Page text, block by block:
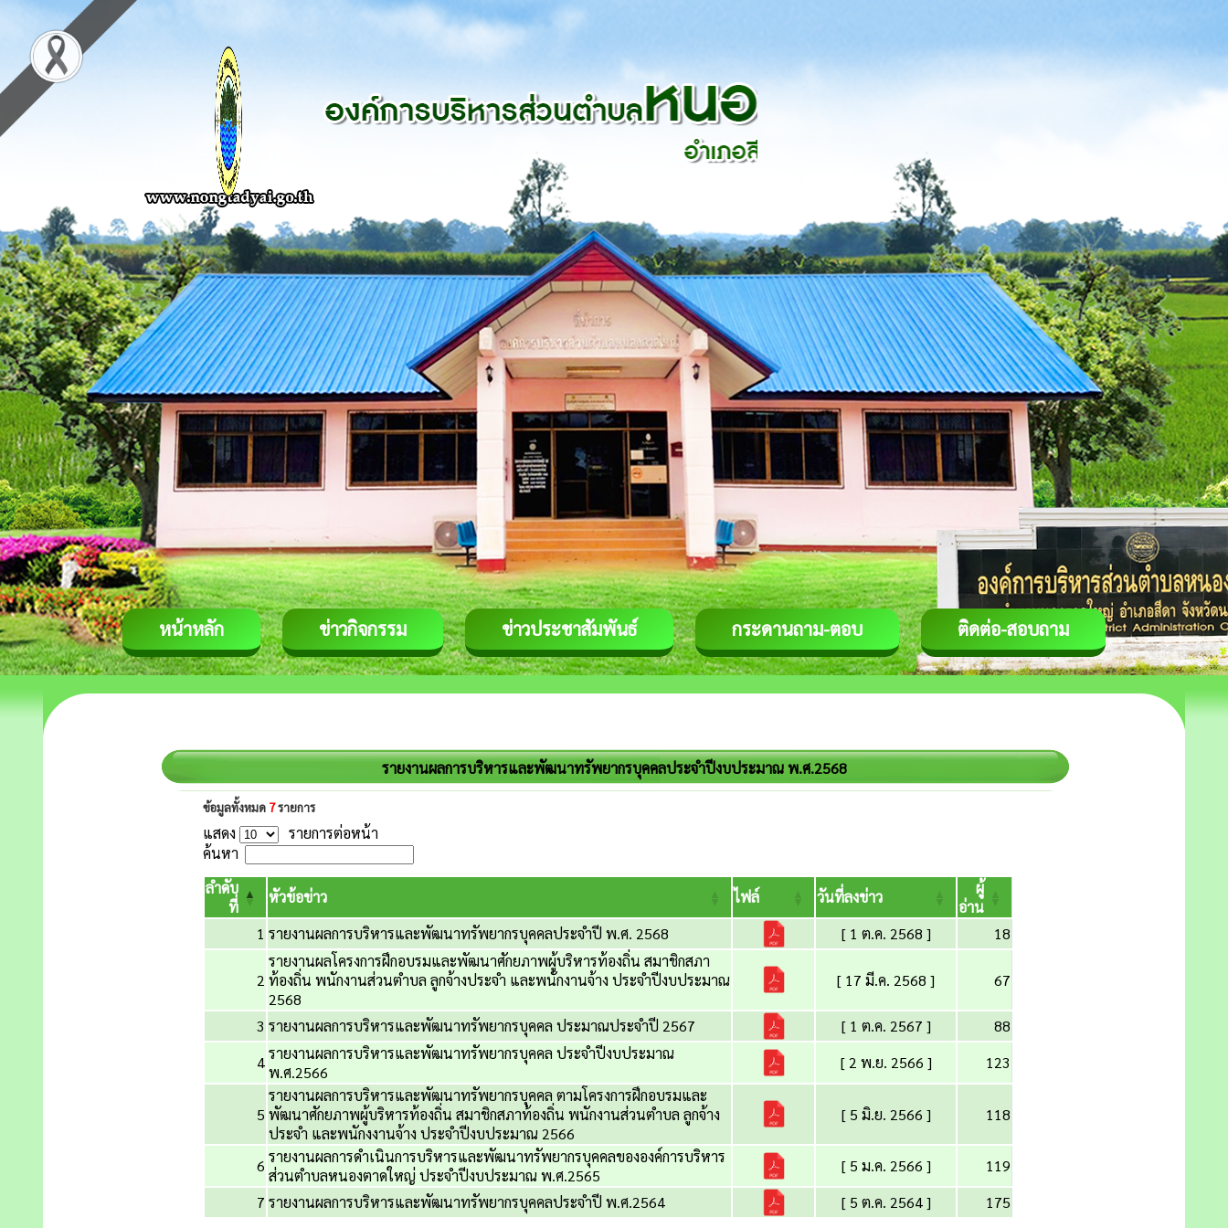
หน้าหลัก ข่าวกิจกรรม ข่าวประชาสัมพันธ์ กระดานถาม-ตอบ ติดต่อ-สอบถาม
รายงานผลการบริหารและพัฒนาทรัพยากรบุคคลประจำปีงบประมาณ พ.ศ.2568
ข้อมูลทั้งหมด 7รายการ
แสดง
รายการต่อหน้า
ค้นหา
ลำดับ
ที่
หัวข้อข่าว ไฟล์ วันที่ลงข่าว
ผู้
อ่าน
1 รายงานผลการบริหารและพัฒนาทรัพยากรบุคคลประจำปี พ.ศ. 2568 [ 1 ต.ค. 2568 ] 18
2
รายงานผลโครงการฝึกอบรมและพัฒนาศักยภาพผู้บริหารท้องถิ่น สมาชิกสภา
ท้องถิ่น พนักงานส่วนตำบล ลูกจ้างประจำ และพนักงานจ้าง ประจำปีงบประมาณ
2568
[ 17 มี.ค. 2568 ] 67
3 รายงานผลการบริหารและพัฒนาทรัพยากรบุคคล ประมาณประจำปี 2567 [ 1 ต.ค. 2567 ]
88
4รายงานผลการบริหารและพัฒนาทรัพยากรบุคคล ประจำปีงบประมาณ
พ.ศ.2566
[ 2 พ.ย. 2566 ] 123
5
รายงานผลการบริหารและพัฒนาทรัพยากรบุคคล ตามโครงการฝึกอบรมและ
พัฒนาศักยภาพผู้บริหารท้องถิ่น สมาชิกสภาท้องถิ่น พนักงานส่วนตำบล ลูกจ้าง
ประจำ และพนักงงานจ้าง ประจำปีงบประมาณ 2566
[ 5 มิ.ย. 2566 ] 118
6 รายงานผลการดำเนินการบริหารและพัฒนาทรัพยากรบุคคลขององค์การบริหาร
ส่วนตำบลหนองตาดใหญ่ ประจำปีงบประมาณ พ.ศ.2565
[ 5 ม.ค. 2566 ]
119
7 รายงานผลการบริหารและพัฒนาทรัพยากรบุคคลประจำปี พ.ศ.2564 [ 5 ต.ค. 2564 ] 175